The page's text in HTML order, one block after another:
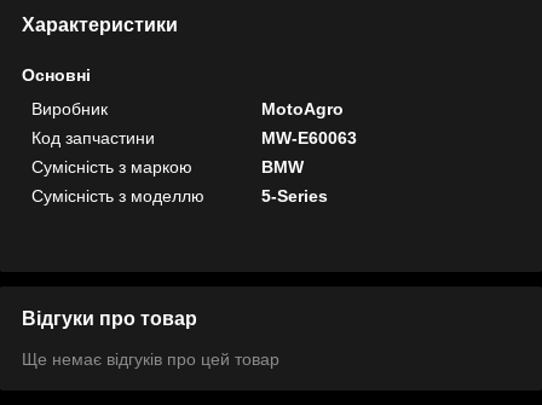
Характеристики
Основні
Виробник
MotoAgro
Код запчастини
MW-E60063
Сумісність з маркою
BMW
Сумісність з моделлю
5-Series
Відгуки про товар
Ще немає відгуків про цей товар